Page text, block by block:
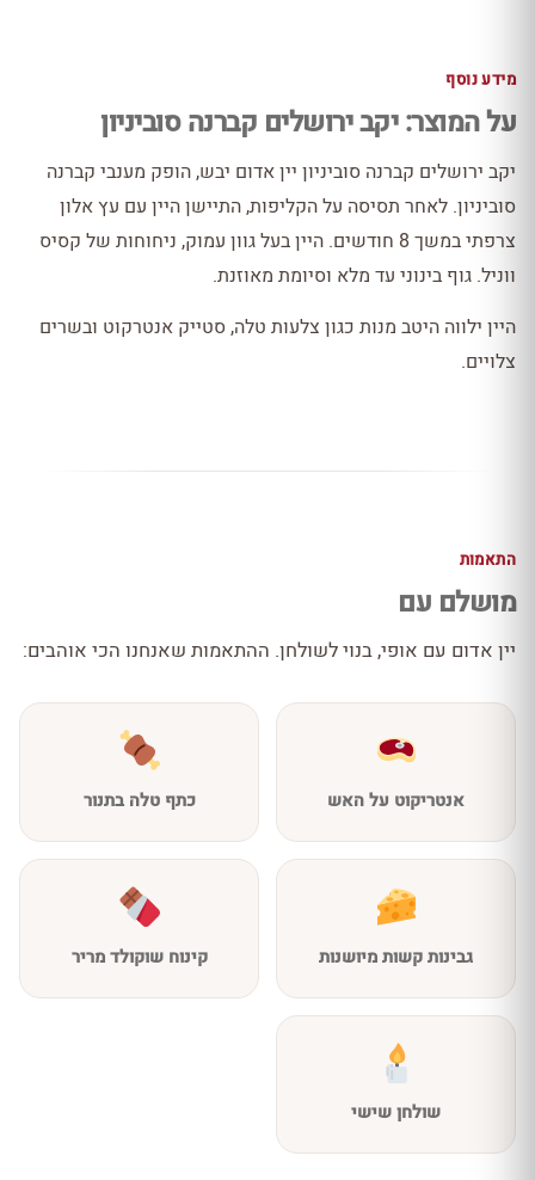
מידע נוסף
על המוצר: יקב ירושלים קברנה סוביניון
יקב ירושלים קברנה סוביניון יין אדום יבש, הופק מענבי קברנה
סוביניון. לאחר תסיסה על הקליפות, התיישן היין עם עץ אלון
צרפתי במשך 8 חודשים. היין בעל גוון עמוק, ניחוחות של קסיס
ווניל. גוף בינוני עד מלא וסיומת מאוזנת.
היין ילווה היטב מנות כגון צלעות טלה, סטייק אנטרקוט ובשרים
צלויים.
התאמות
מושלם עם
יין אדום עם אופי, בנוי לשולחן. ההתאמות שאנחנו הכי אוהבים:
אנטריקוט על האש כתף טלה בתנור
גבינות קשות מיושנות קינוח שוקולד מריר
שולחן שישי